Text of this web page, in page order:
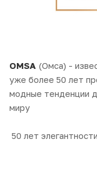
OMSA (Омса) -
уже более 50 лет
модные тенденции
миру
50 лет